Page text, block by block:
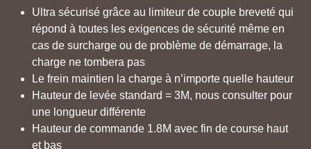
Ultra sécurisé grâce au limiteur de couple breveté qui
répond à toutes les exigences de sécurité même en
cas de surcharge ou de problème de démarrage, la
charge ne tombera pas
Le frein maintien la charge à n’importe quelle hauteur
Hauteur de levée standard = 3M, nous consulter pour
une longueur différente
Hauteur de commande 1.8M avec fin de course haut
et bas